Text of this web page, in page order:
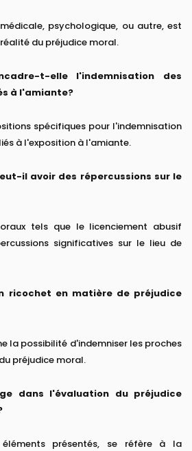
psychologique, ou autre, est
du préjudice moral.
t-elle l'indemnisation des
à l'amiante?
spécifiques pour l'indemnisation
à l'exposition à l'amiante.
il avoir des répercussions sur le
tels que le licenciement abusif
significatives sur le lieu de
ricochet en matière de préjudice
la possibilité d'indemniser les proches
préjudice moral.
dans l'évaluation du préjudice
présentés, se réfère à la